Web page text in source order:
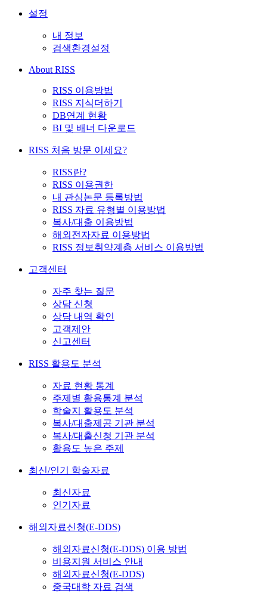
설정
내 정보
검색환경설정
About RISS
RISS 이용방법
RISS 지식더하기
DB연계 현황
BI 및 배너 다운로드
RISS 처음 방문 이세요?
RISS란?
RISS 이용권한
내 관심논문 등록방법
RISS 자료 유형별 이용방법
복사/대출 이용방법
해외전자자료 이용방법
RISS 정보취약계층 서비스 이용방법
고객센터
자주 찾는 질문
상담 신청
상담 내역 확인
고객제안
신고센터
RISS 활용도 분석
자료 현황 통계
주제별 활용통계 분석
학술지 활용도 분석
복사/대출제공 기관 분석
복사/대출신청 기관 분석
활용도 높은 주제
최신/인기 학술자료
최신자료
인기자료
해외자료신청(E-DDS)
해외자료신청(E-DDS) 이용 방법
비용지원 서비스 안내
해외자료신청(E-DDS)
중국대학 자료 검색